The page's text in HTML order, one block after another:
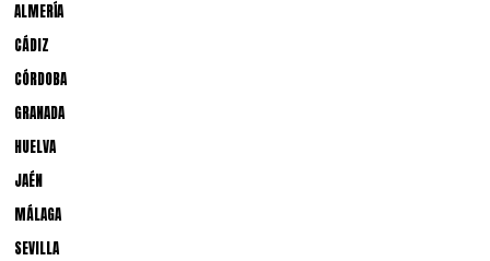
ALMERÍA
CÁDIZ
CÓRDOBA
GRANADA
HUELVA
JAÉN
MÁLAGA
SEVILLA